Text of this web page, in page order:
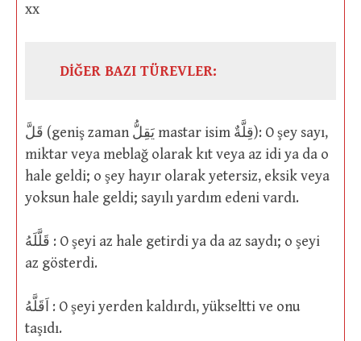
xx
DİĞER BAZI TÜREVLER:
قَلَّ (geniş zaman يَقِلُّ mastar isim قِلَّةٌ): O şey sayı,
miktar veya meblağ olarak kıt veya az idi ya da o
hale geldi; o şey hayır olarak yetersiz, eksik veya
yoksun hale geldi; sayılı yardım edeni vardı.
قَلَّلَهُ : O şeyi az hale getirdi ya da az saydı; o şeyi
az gösterdi.
اَقَلَّهُ : O şeyi yerden kaldırdı, yükseltti ve onu
taşıdı.